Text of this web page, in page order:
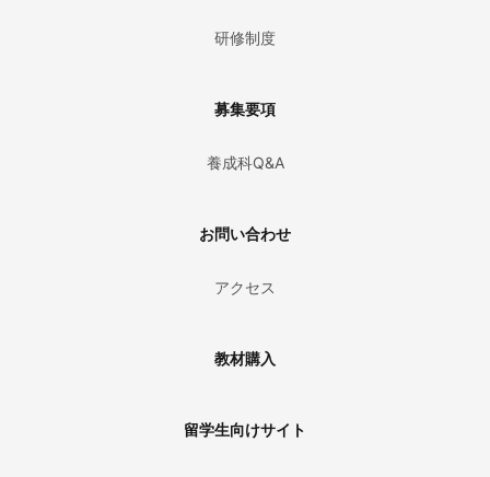
研修制度
募集要項
養成科Q&A
お問い合わせ
アクセス
教材購入
留学生向けサイト